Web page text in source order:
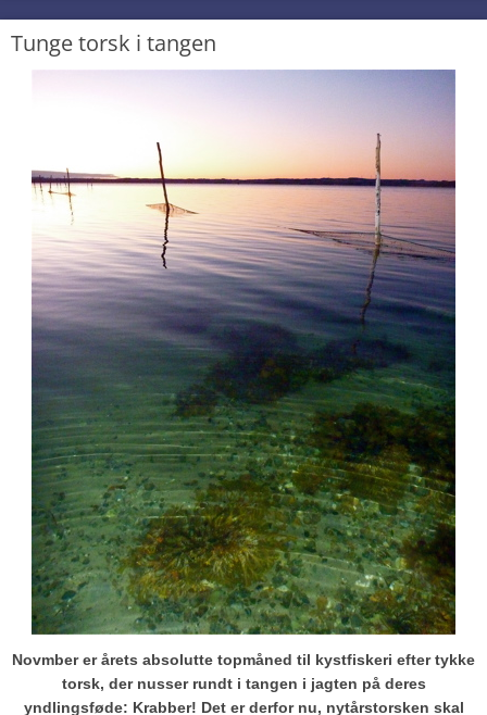
Tunge torsk i tangen
Novmber er årets absolutte topmåned til kystfiskeri efter tykke
torsk, der nusser rundt i tangen i jagten på deres
yndlingsføde: Krabber! Det er derfor nu, nytårstorsken skal